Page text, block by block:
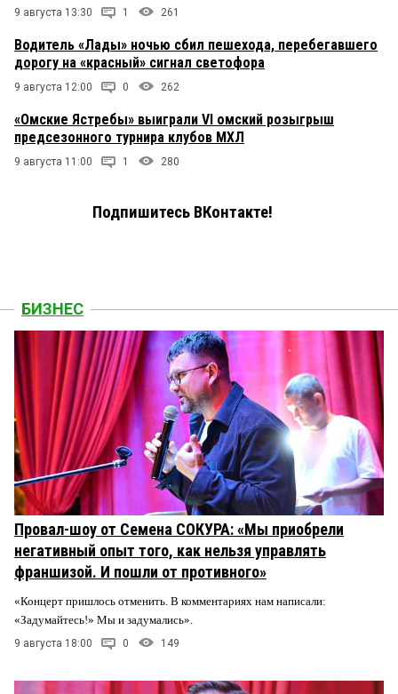
9 августа 13:30 1 261
Водитель «Лады» ночью сбил пешехода, перебегавшего
дорогу на «красный» сигнал светофора
9 августа 12:00 0 262
«Омские Ястребы» выиграли VI омский розыгрыш
предсезонного турнира клубов МХЛ
9 августа 11:00 1 280
Подпишитесь ВКонтакте!
БИЗНЕС
Провал-шоу от Семена СОКУРА: «Мы приобрели
негативный опыт того, как нельзя управлять
франшизой. И пошли от противного»
«Концерт пришлось отменить. В комментариях нам написали:
«Задумайтесь!» Мы и задумались».
9 августа 18:00 0 149